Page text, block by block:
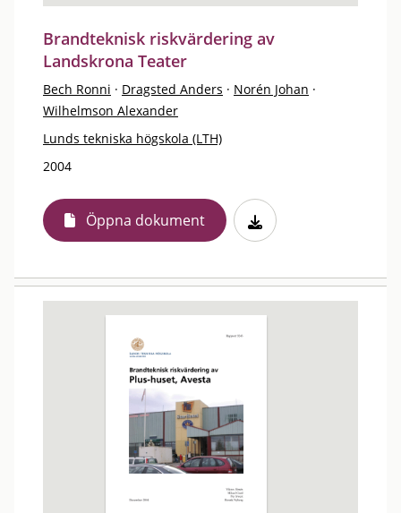
Brandteknisk riskvärdering av
Landskrona Teater
Bech Ronni · Dragsted Anders · Norén Johan ·
Wilhelmson Alexander
Lunds tekniska högskola (LTH)
2004
Öppna dokument